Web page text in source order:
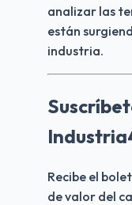
analizar las
están
industria.
Recibe el
de valor del